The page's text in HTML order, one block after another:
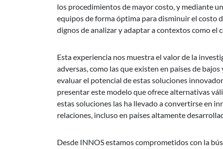
los procedimientos de mayor costo, y mediante
equipos de forma óptima para disminuir el costo
dignos de analizar y adaptar a contextos como el
Esta experiencia nos muestra el valor de la
adversas, como las que existen en países de
evaluar el potencial de estas soluciones
presentar este modelo que ofrece alternativas
estas soluciones las ha llevado a convertirse en
relaciones, incluso en países altamente
Desde INNOS estamos comprometidos con la